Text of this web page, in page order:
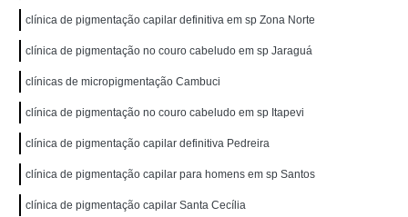
clínica de pigmentação capilar definitiva em sp Zona Norte
clínica de pigmentação no couro cabeludo em sp Jaraguá
clínicas de micropigmentação Cambuci
clínica de pigmentação no couro cabeludo em sp Itapevi
clínica de pigmentação capilar definitiva Pedreira
clínica de pigmentação capilar para homens em sp Santos
clínica de pigmentação capilar Santa Cecília